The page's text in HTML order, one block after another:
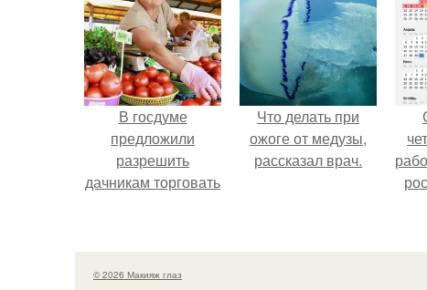
В госдуме
предложили
разрешить
дачникам торговать
в людных местах.
Что делать при
ожоге от медузы,
рассказал врач.
© 2026 Макияж глаз